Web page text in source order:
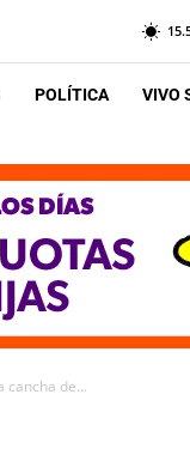
POLÍTICA VIVO
cancha de...